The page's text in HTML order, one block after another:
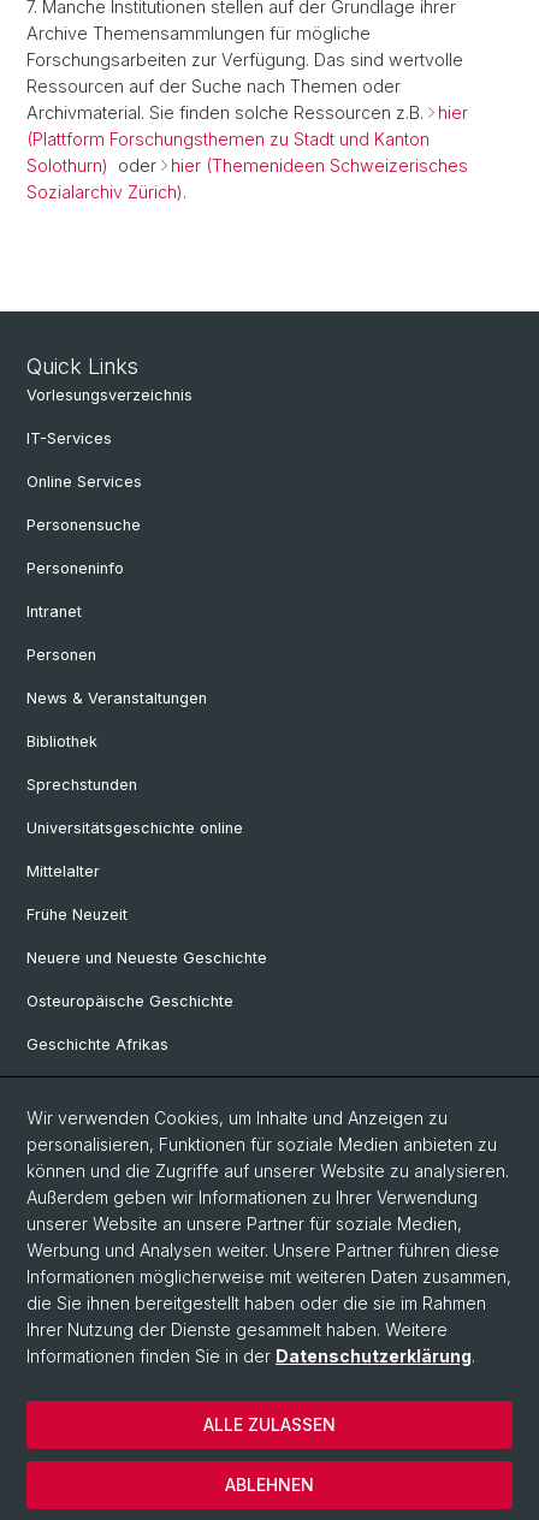
7. Manche Institutionen stellen auf der Grundlage ihrer
Archive Themensammlungen für mögliche
Forschungsarbeiten zur Verfügung. Das sind wertvolle
Ressourcen auf der Suche nach Themen oder
Archivmaterial. Sie finden solche Ressourcen z.B.
hier
(Plattform Forschungsthemen zu Stadt und Kanton
Solothurn)
oder
hier (Themenideen Schweizerisches
Sozialarchiv Zürich).
Quick Links
Vorlesungsverzeichnis
IT-Services
Online Services
Personensuche
Personeninfo
Intranet
Personen
News & Veranstaltungen
Bibliothek
Sprechstunden
Universitätsgeschichte online
Mittelalter
Frühe Neuzeit
Neuere und Neueste Geschichte
Osteuropäische Geschichte
Geschichte Afrikas
Social Media
Linkedin
Bluesky
© Universität Basel
Philosophisch-Historische Fakultät
Home
Datenschutzerklärung
Wir verwenden Cookies, um Inhalte und Anzeigen zu
personalisieren, Funktionen für soziale Medien anbieten zu
können und die Zugriffe auf unserer Website zu analysieren.
Außerdem geben wir Informationen zu Ihrer Verwendung
unserer Website an unsere Partner für soziale Medien,
Werbung und Analysen weiter. Unsere Partner führen diese
Informationen möglicherweise mit weiteren Daten zusammen,
die Sie ihnen bereitgestellt haben oder die sie im Rahmen
Ihrer Nutzung der Dienste gesammelt haben. Weitere
Informationen finden Sie in der Datenschutzerklärung.
ABLEHNEN
ALLE ZULASSEN